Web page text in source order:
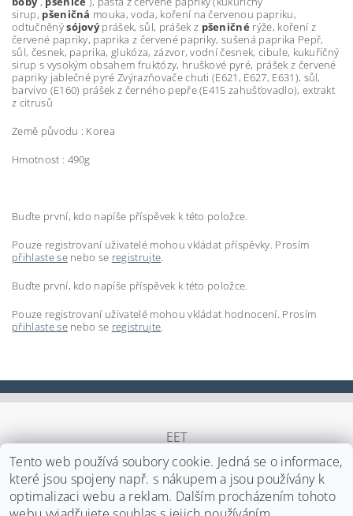
sirup, pšeničná mouka, voda, koření na červenou papriku,
odtučněnýsójovýprášek, sůl, prášek z pšeničné rýže, koření z
červené papriky, paprika z červené papriky, sušená paprika Pepř,
sůl, česnek, paprika, glukóza, zázvor, vodní česnek, cibule, kukuřičný
sirup s vysokým obsahem fruktózy, hruškové pyré, prášek z červené
papriky jablečné pyré Zvýrazňovače chuti (E621, E627, E631), sůl,
barvivo (E160) prášek z černého pepře (E415 zahušťovadlo), extrakt
z citrusů
Země původu : Korea
Hmotnost : 490g
Buďte první, kdo napíše příspěvek k této položce.
Pouze registrovaní uživatelé mohou vkládat příspěvky. Prosím
přihlaste senebo se registrujte.
Buďte první, kdo napíše příspěvek k této položce.
Pouze registrovaní uživatelé mohou vkládat hodnocení. Prosím
přihlaste senebo se registrujte.
EET
2026 ©Japa Foods s.r.o. , všechna práva vyhrazenaUpravit nastavení cookies
Tento web používá soubory cookie. Jedná se o informace,
které jsou spojeny např. s nákupem a jsou používány k
optimalizaci webu a reklam. Dalším procházením tohoto